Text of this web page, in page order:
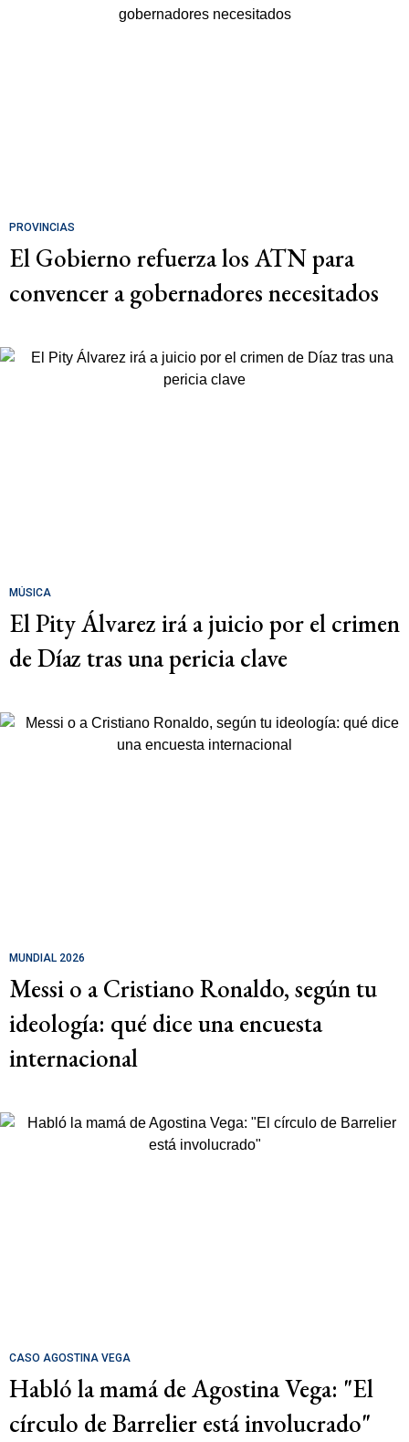
PROVINCIAS
El Gobierno refuerza los ATN para
convencer a gobernadores necesitados
MÚSICA
El Pity Álvarez irá a juicio por el crimen
de Díaz tras una pericia clave
MUNDIAL 2026
Messi o a Cristiano Ronaldo, según tu
ideología: qué dice una encuesta
internacional
CASO AGOSTINA VEGA
Habló la mamá de Agostina Vega: "El
círculo de Barrelier está involucrado"